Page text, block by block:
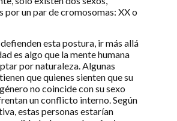
por un par de cromosomas: XX o
esta postura, ir más allá
es algo que la mente humana
por naturaleza. Algunas
que quienes sienten que su
no coincide con su sexo
un conflicto interno. Según
estas personas estarían